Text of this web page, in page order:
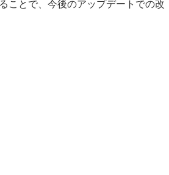
ことで、今後のアップデートでの改